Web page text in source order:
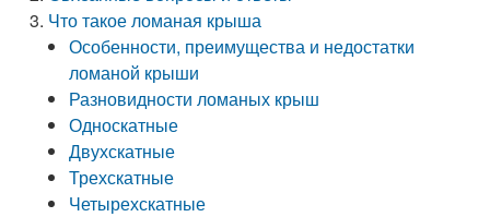
Что такое ломаная крыша
Особенности, преимущества и недостатки
ломаной крыши
Разновидности ломаных крыш
Односкатные
Двухскатные
Трехскатные
Четырехскатные